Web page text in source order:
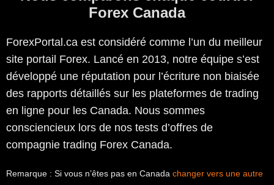
Forex Canada
ForexPortal.ca est considéré comme l’un du meilleur
site portail Forex. Lancé en 2013, notre équipe s’est
développé une réputation pour l’écriture non biaisée
des rapports détaillés sur les plateformes de trading
en ligne pour les Canada. Nous sommes
consciencieux lors de nos tests d’offres de
compagnie trading Forex Canada.
Remarque : Si vous n’êtes pas en Canada changer vers une autre